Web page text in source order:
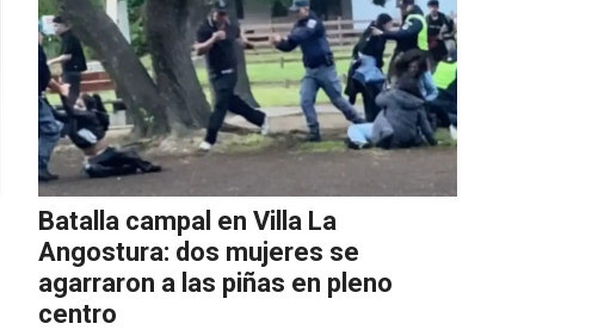
Batalla campal en Villa La
Angostura: dos mujeres se
agarraron a las piñas en pleno
centro